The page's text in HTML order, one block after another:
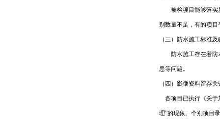
被检项目能够落实质
别数量不足，有的项
（三）防水施工标准
防水施工存在着防水
患等问题。
（四）影像资料留存
各项目已执行《关于
理”的现象。个别项目